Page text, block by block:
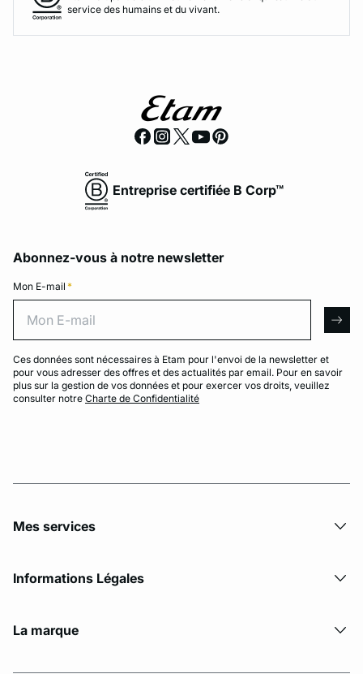
service des humains et du vivant.
Entreprise certifiée B Corp™
Abonnez-vous à notre newsletter
Mon E-mail *
Ces données sont nécessaires à Etam pour l'envoi de la newsletter et
pour vous adresser des offres et des actualités par email. Pour en savoir
plus sur la gestion de vos données et pour exercer vos droits, veuillez
consulter notre Charte de Confidentialité
Mes services
Informations Légales
La marque